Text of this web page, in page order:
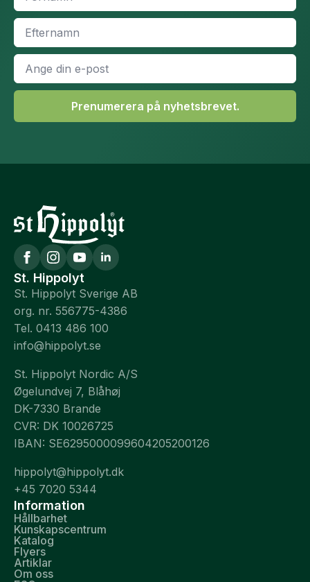
Efternamn
E-
post
*
Prenumerera på nyhetsbrevet.
St. Hippolyt
St. Hippolyt Sverige AB
org. nr. 556775-4386
Tel. 0413 486 100
info@hippolyt.se
St. Hippolyt Nordic A/S
Øgelundvej 7, Blåhøj
DK-7330 Brande
CVR: DK 10026725
IBAN: SE6295000099604205200126
hippolyt@hippolyt.dk
+45 7020 5344
Information
Hållbarhet
Kunskapscentrum
Katalog
Flyers
Artiklar
Om oss